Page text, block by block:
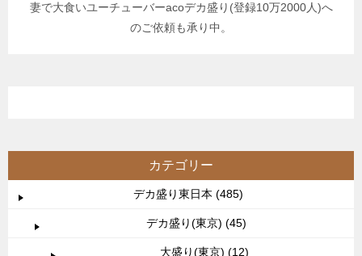
妻で大食いユーチューバーacoデカ盛り(登録10万2000人)へ
のご依頼も承り中。
カテゴリー
デカ盛り東日本 (485)
デカ盛り(東京) (45)
大盛り(東京) (12)